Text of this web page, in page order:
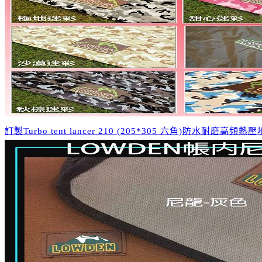
訂製Turbo tent lancer 210 (205*305 六角)防水耐磨高頻熱壓